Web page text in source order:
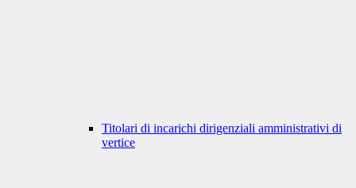
Titolari di incarichi dirigenziali amministrativi di
vertice